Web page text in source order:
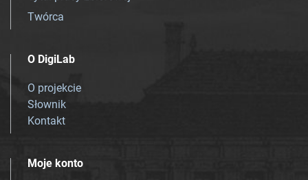
Twórca
O DigiLab
O projekcie
Słownik
Kontakt
Moje konto